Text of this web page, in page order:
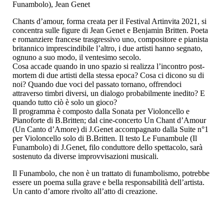
Funambolo), Jean Genet
Chants d’amour, forma creata per il Festival Artinvita 2021, si
concentra sulle figure di Jean Genet e Benjamin Britten. Poeta
e romanziere francese trasgressivo uno, compositore e pianista
britannico imprescindibile l’altro, i due artisti hanno segnato,
ognuno a suo modo, il ventesimo secolo.
Cosa accade quando in uno spazio si realizza l’incontro post-
mortem di due artisti della stessa epoca? Cosa ci dicono su di
noi? Quando due voci del passato tornano, offrendoci
attraverso timbri diversi, un dialogo probabilmente inedito? E
quando tutto ciò è solo un gioco?
Il programma è composto dalla Sonata per Violoncello e
Pianoforte di B.Britten; dal cine-concerto Un Chant d’Amour
(Un Canto d’Amore) di J.Genet accompagnato dalla Suite n°1
per Violoncello solo di B.Britten. Il testo Le Funambule (Il
Funambolo) di J.Genet, filo conduttore dello spettacolo, sarà
sostenuto da diverse improvvisazioni musicali.
Il Funambolo, che non è un trattato di funambolismo, potrebbe
essere un poema sulla grave e bella responsabilità dell’artista.
Un canto d’amore rivolto all’atto di creazione.